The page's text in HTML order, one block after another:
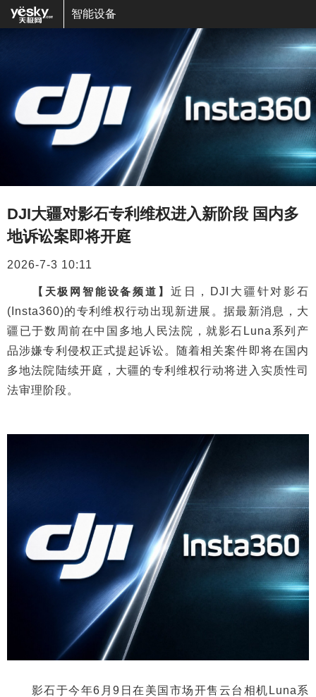
智能设备
DJI大疆对影石专利维权进入新阶段 国内多
地诉讼案即将开庭
2026-7-3 10:11
【天极网智能设备频道】 近日，DJI大疆针对影石
(Insta360)的专利维权行动出现新进展。据最新消息，大
疆已于数周前在中国多地人民法院，就影石Luna系列产
品涉嫌专利侵权正式提起诉讼。随着相关案件即将在国内
多地法院陆续开庭，大疆的专利维权行动将进入实质性司
法审理阶段。
影石于今年6月9日在美国市场开售云台相机Luna系